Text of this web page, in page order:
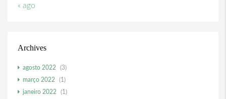
« ago
Archives
agosto 2022
(3)
março 2022
(1)
janeiro 2022
(1)